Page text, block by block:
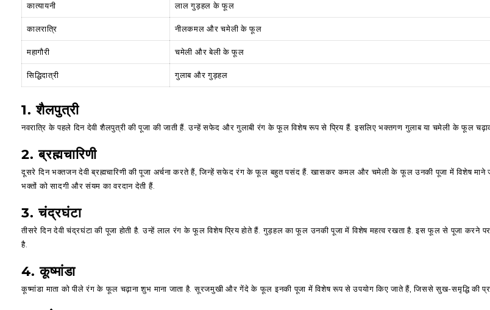
कात्यायनी लाल गुड़हल के फूल
कालरात्रि नीलकमल और चमेली के फूल
महागौरी चमेली और बेली के फूल
सिद्धिदात्री गुलाब और गुड़हल
1. शैलपुत्री
नवरात्रि के पहले दिन देवी शैलपुत्री की पूजा की जाती हैं. उन्हें सफेद और गुलाबी रंग के फूल विशेष रूप से प्रिय हैं. इसलिए भक्तगण गुलाब या चमेली के फूल
2. ब्रह्मचारिणी
दूसरे दिन भक्तजन देवी ब्रह्मचारिणी की पूजा अर्चना करते हैं, जिन्हें सफेद रंग के फूल बहुत पसंद हैं. खासकर कमल और चमेली के फूल उनकी पूजा में विशेष माने
भक्तों को सादगी और संयम का वरदान देती हैं.
3. चंद्रघंटा
तीसरे दिन देवी चंद्रघंटा की पूजा होती है. उन्हें लाल रंग के फूल विशेष प्रिय होते हैं. गुड़हल का फूल उनकी पूजा में विशेष महत्व रखता है. इस फूल से पूजा करने पर
है.
4. कूष्मांडा
कूष्मांडा माता को पीले रंग के फूल चढ़ाना शुभ माना जाता है. सूरजमुखी और गेंदे के फूल इनकी पूजा में विशेष रूप से उपयोग किए जाते हैं, जिससे सुख-समृद्धि की